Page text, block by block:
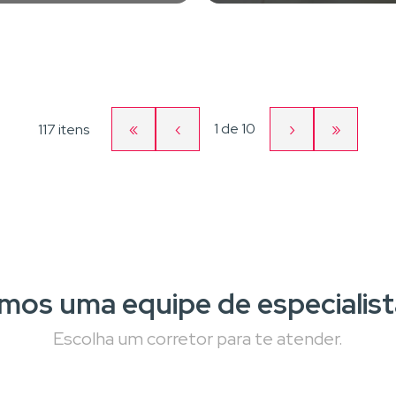
117 itens
Primeira
«
Página
‹ Página
1 de10
Próxima
›
Última
»
uma equipe de
Escolha um corretor para te atender.